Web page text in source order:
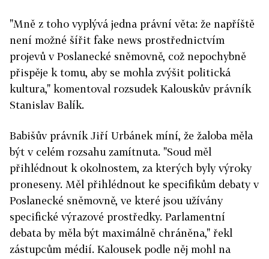
"Mně z toho vyplývá jedna právní věta: že napříště
není možné šířit fake news prostřednictvím
projevů v Poslanecké sněmovně, což nepochybně
přispěje k tomu, aby se mohla zvýšit politická
kultura," komentoval rozsudek Kalouskův právník
Stanislav Balík.
Babišův právník Jiří Urbánek míní, že žaloba měla
být v celém rozsahu zamítnuta. "Soud měl
přihlédnout k okolnostem, za kterých byly výroky
proneseny. Měl přihlédnout ke specifikům debaty v
Poslanecké sněmovně, ve které jsou užívány
specifické výrazové prostředky. Parlamentní
debata by měla být maximálně chráněna," řekl
zástupcům médií. Kalousek podle něj mohl na